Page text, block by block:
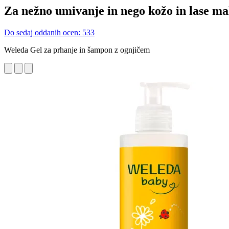
Za nežno umivanje in nego kožo in lase
Do sedaj oddanih ocen: 533
Weleda Gel za prhanje in šampon z ognjičem